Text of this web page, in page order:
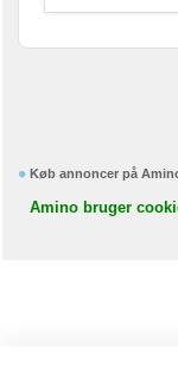
Køb annoncer på
Amino bruger